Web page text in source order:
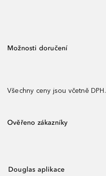
Možnosti doručení
Všechny ceny jsou včetně DPH.
Ověřeno zákazníky
Douglas aplikace